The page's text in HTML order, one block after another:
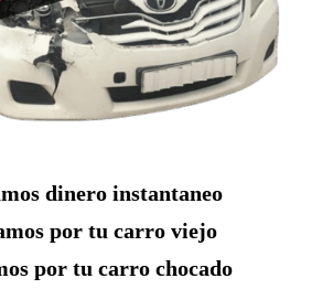
dinero instantaneo
por tu carro viejo
por tu carro chocado